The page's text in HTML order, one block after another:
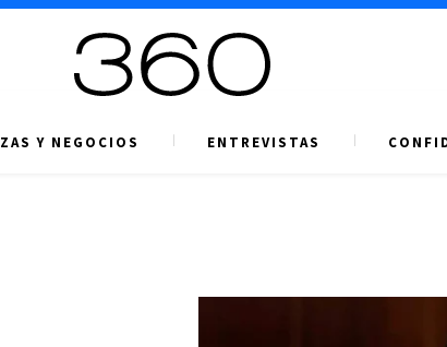
Y NEGOCIOS ENTREVISTAS